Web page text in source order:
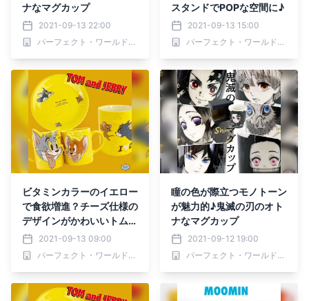
ナなマグカップ
2021-09-13 22:00
パーフェクト・ワールド株式会社
スタンドでPOPな空間に♪
2021-09-13 15:00
パーフェクト・ワールド株式会社
ビタミンカラーのイエロー
で食欲増進？チーズ仕様の
デザインがかわいいトムと
ジェリーのプレート＆マグ
カップ
2021-09-13 09:00
パーフェクト・ワールド株式会社
瞳の色が際立つモノトーン
が魅力的♪鬼滅の刃のオト
ナなマグカップ
2021-09-12 19:00
パーフェクト・ワールド株式会社